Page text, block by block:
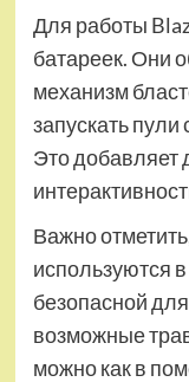
Для работы
батареек. Они
механизм
запускать
Это добавляет
Важно
используются
безопасной
возможные
можно как в